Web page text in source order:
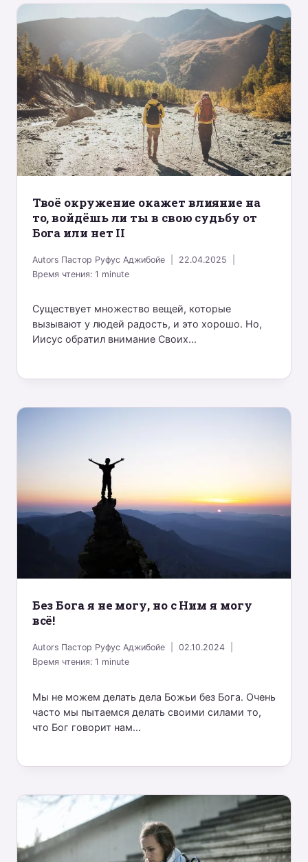
Твоё окружение окажет влияние на
то, войдёшь ли ты в свою судьбу от
Бога или нет II
Autors Пастор Руфус Аджибойе
22.04.2025
Время чтения:1 minute
Существует множество вещей, которые
вызывают у людей радость, и это хорошо. Но,
Иисус обратил внимание Своих...
Без Бога я не могу, но с Ним я могу
всё!
Autors Пастор Руфус Аджибойе
02.10.2024
Время чтения:1 minute
Мы не можем делать дела Божьи без Бога. Очень
часто мы пытаемся делать своими силами то,
что Бог говорит нам...